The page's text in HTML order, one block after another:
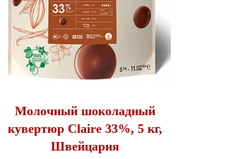
Молочный шоколадный
кувертюр Claire 33%, 5 кг,
Швейцария